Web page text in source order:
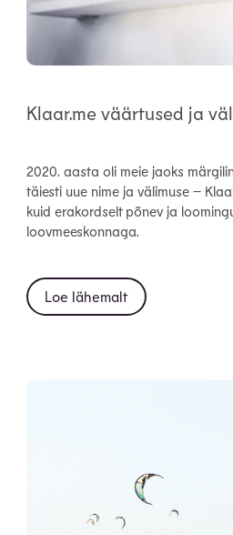
Klaar.me väärtused ja
2020. aasta oli meie jaoks
täiesti uue nime ja välimuse –
kuid erakordselt põnev ja
loovmeeskonnaga.
Loe lähemalt